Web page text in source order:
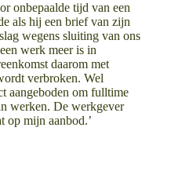
onbepaalde tijd van een
als hij een brief van zijn
wegens sluiting van ons
werk meer is in
daarom met
verbroken. Wel
aangeboden om fulltime
werken. De werkgever
op mijn aanbod.’